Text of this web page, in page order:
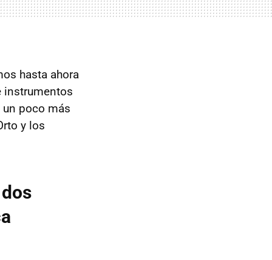
hasta ahora
instrumentos
poco más
y los